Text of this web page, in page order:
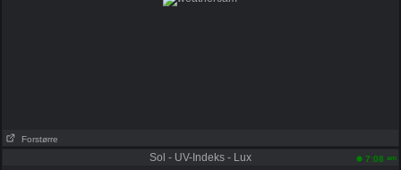
Forstørre
Sol - UV-Indeks - Lux 7:08 am